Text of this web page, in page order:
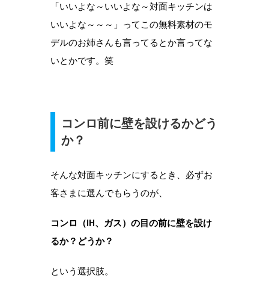
「いいよな～いいよな～対面キッチンは
いいよな～～～」ってこの無料素材のモ
デルのお姉さんも言ってるとか言ってな
いとかです。笑
コンロ前に壁を設けるかどう
か？
そんな対面キッチンにするとき、必ずお
客さまに選んでもらうのが、
コンロ（IH、ガス）の目の前に壁を設け
るか？どうか？
という選択肢。